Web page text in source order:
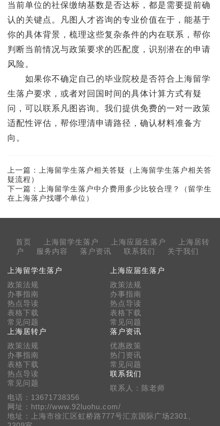
当前单位的社保缴纳基数是否达标，都是需要提前确
认的关键点。凡图人才咨询的专业价值在于，能基于
你的具体背景，梳理这些复杂条件的内在联系，帮你
判断当前情况与政策要求的匹配度，识别潜在的申请
风险。
如果你不确定自己的毕业院校是否符合上海留学
生落户要求，或者对回国时间的具体计算方式有疑
问，可以联系凡图咨询。我们提供免费的一对一政策
适配性评估，帮你理清申请路径，确认材料准备方
向。
上一篇：
上海留学生落户相关答疑（上海留学生落户相关答
疑流程）
下一篇：
上海留学生落户中介费用多少比较合理？（留学生
在上海落户找哪个单位）
首页 上海留学生落户 上海应届生落户
上海居转
户
服务内容 落户资讯 联系我们 关于我们
上海留学生落户
政策法规
办事指南
热点导读
表格下载
常见问题
上海应届生落户
政策法规
办事指南
热点导读
表格下载
常见问题
上海居转户
政策法规
办事指南
表格下载
热点导读
常见问题
落户资讯
优惠政策
热门资讯
常见问题
联系我们
联系人：陈老师
电话：13671738356
网址：http://www.92luohu.com/
地址：上海市徐汇区虹桥路777号汇京国际广场2301、